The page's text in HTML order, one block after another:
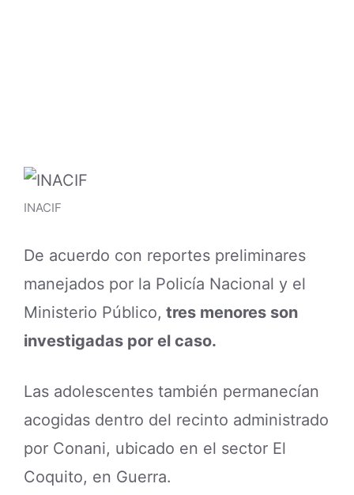
INACIF
De acuerdo con reportes preliminares
manejados por la Policía Nacional y el
Ministerio Público, tres menores son
investigadas por el caso.
Las adolescentes también permanecían
acogidas dentro del recinto administrado
por Conani, ubicado en el sector El
Coquito, en Guerra.